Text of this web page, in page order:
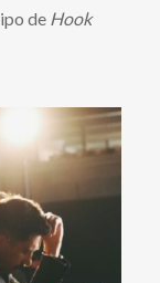
de Hook